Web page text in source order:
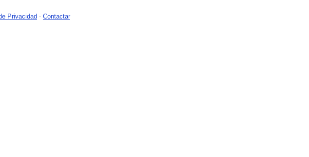
Privacidad - Contactar